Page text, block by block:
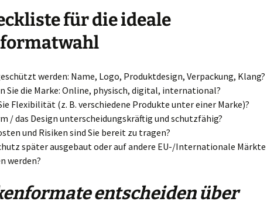
für die ideale
werden: Name, Logo, Produktdesign, Verpackung, Klang?
Sie die Marke: Online, physisch, digital, international?
Flexibilität (z. B. verschiedene Produkte unter einer Marke)?
/ das Design unterscheidungskräftig und schutzfähig?
und Risiken sind Sie bereit zu tragen?
später ausgebaut oder auf andere EU-/Internationale Märkte
werden?
entscheiden über